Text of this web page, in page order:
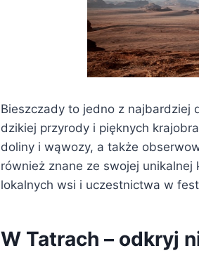
Bieszczady to jedno z najbardziej
dzikiej przyrody i pięknych
doliny i wąwozy, a także
również znane ze swojej
lokalnych wsi i uczestnictwa w
W Tatrach – odkryj